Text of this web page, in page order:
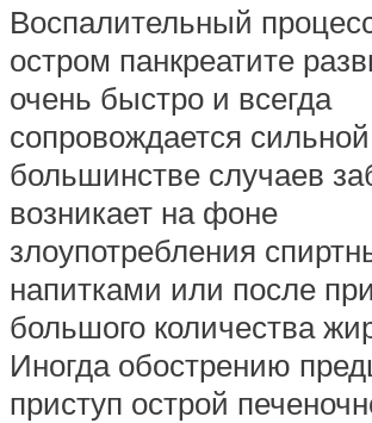
Воспалительный
остром панкреатите
очень быстро и всегда
сопровождается
большинстве случаев
возникает на фоне
злоупотребления
напитками или после
большого количества
Иногда обострению
приступ острой